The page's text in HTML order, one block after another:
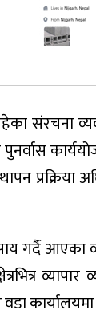
संरचना
गर्दै आएका